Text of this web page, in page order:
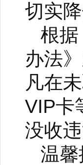
切实
根
办法
凡在
VIP卡
没收
温